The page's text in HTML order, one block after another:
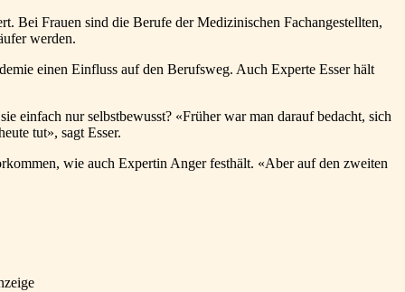
Bei Frauen sind die Berufe der Medizinischen Fachangestellten,
werden.
einen Einfluss auf den Berufsweg. Auch Experte Esser hält
einfach nur selbstbewusst? «Früher war man darauf bedacht, sich
tut», sagt Esser.
wie auch Expertin Anger festhält. «Aber auf den zweiten